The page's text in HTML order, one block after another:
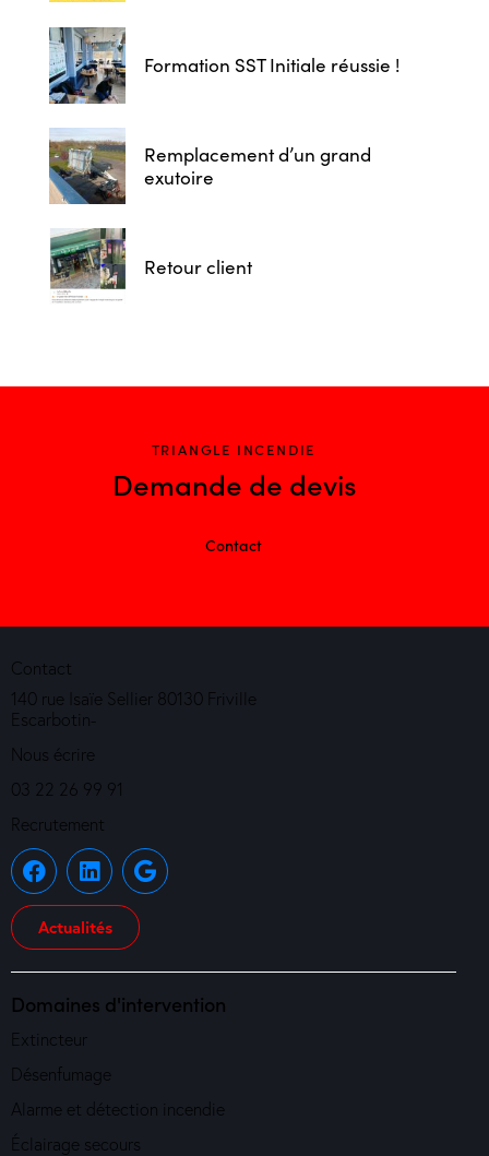
Formation SST Initiale réussie !
Remplacement d’un grand
exutoire
Retour client
TRIANGLE INCENDIE
Demande de devis
Contact
Contact
140 rue Isaïe Sellier 80130 Friville
Escarbotin-
Nous écrire
03 22 26 99 91
Recrutement
Actualités
Domaines d'intervention
Extincteur
Désenfumage
Alarme et détection incendie
Éclairage secours